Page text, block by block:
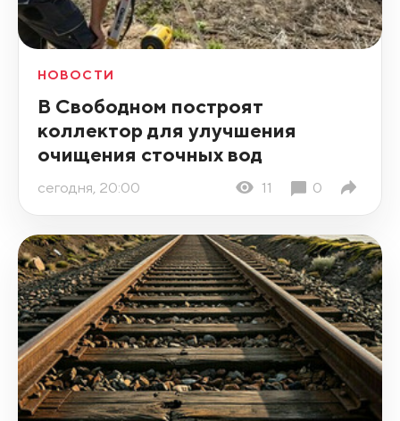
НОВОСТИ
В Свободном построят
коллектор для улучшения
очищения сточных вод
сегодня, 20:00 11 0